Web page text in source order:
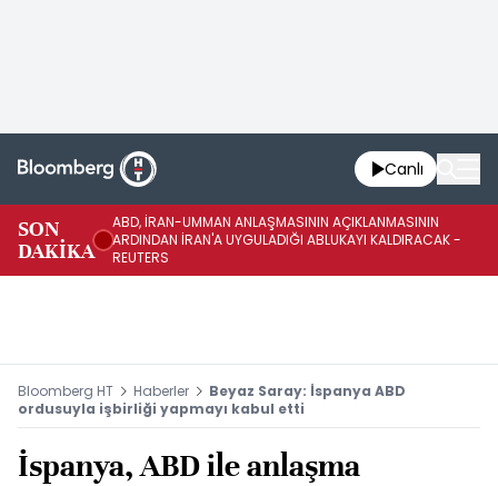
Canlı
SON
DAKİKA
ABD, İRAN-UMMAN ANLAŞMASININ AÇIKLANMASININ
ARDINDAN İRAN'A UYGULADIĞI ABLUKAYI KALDIRACAK -
REUTERS
Bloomberg HT Haberler
Beyaz Saray: İspanya ABD
ordusuyla işbirliği yapmayı kabul etti
İspanya, ABD ile anlaşma